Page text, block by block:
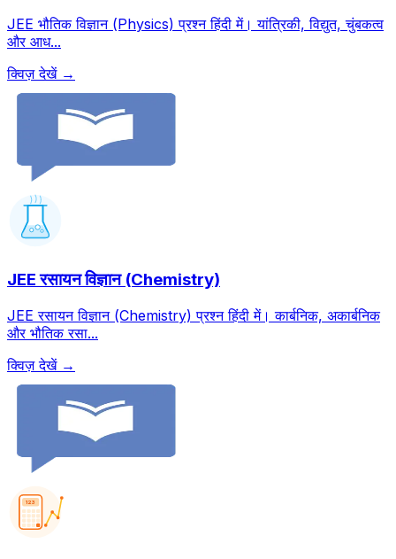
JEE भौतिक विज्ञान (Physics) प्रश्न हिंदी में। यांत्रिकी, विद्युत, चुंबकत्व
और आध...
क्विज़ देखें →
JEE रसायन विज्ञान (Chemistry)
JEE रसायन विज्ञान (Chemistry) प्रश्न हिंदी में। कार्बनिक, अकार्बनिक
और भौतिक रसा...
क्विज़ देखें →
123